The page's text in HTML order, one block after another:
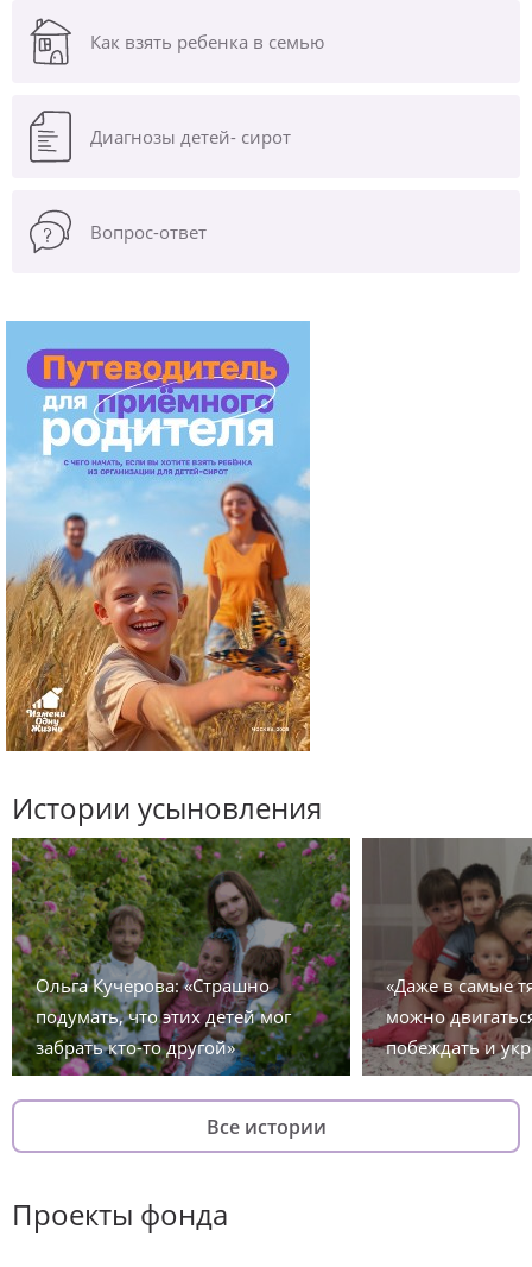
Как взять ребенка в семью
Диагнозы детей- сирот
Вопрос-ответ
Истории усыновления
Ольга Кучерова: «Страшно
подумать, что этих детей мог
забрать кто-то другой»
«Даже в самые
можно
побеждать и
Все истории
Проекты фонда